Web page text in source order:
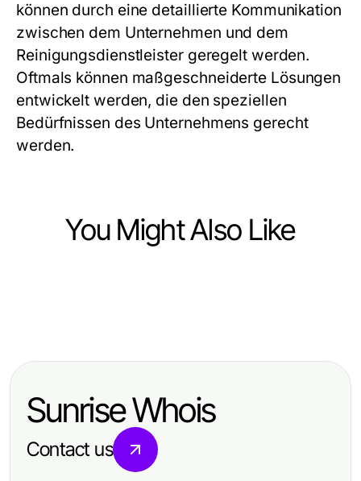
können durch eine detaillierte Kommunikation
zwischen dem Unternehmen und dem
Reinigungsdienstleister geregelt werden.
Oftmals können maßgeschneiderte Lösungen
entwickelt werden, die den speziellen
Bedürfnissen des Unternehmens gerecht
werden.
You Might Also Like
die Geschäftsführer früher hätten
An 오피 Snapshot: Quick 2026
Services
Sunrise Whois
Contact us